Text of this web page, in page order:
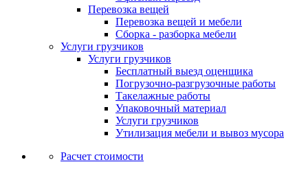
Перевозка вещей
Перевозка вещей и мебели
Сборка - разборка мебели
Услуги грузчиков
Услуги грузчиков
Бесплатный выезд оценщика
Погрузочно-разгрузочные работы
Такелажные работы
Упаковочный материал
Услуги грузчиков
Утилизация мебели и вывоз мусора
Расчет стоимости